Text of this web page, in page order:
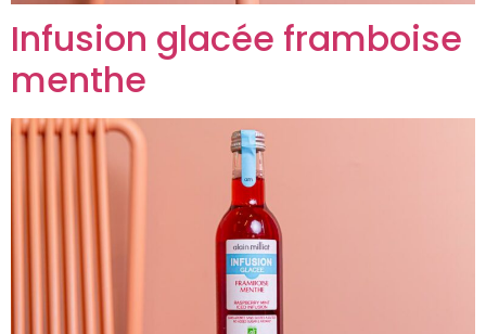
Infusion glacée framboise
menthe